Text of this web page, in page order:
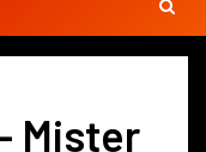
Mister